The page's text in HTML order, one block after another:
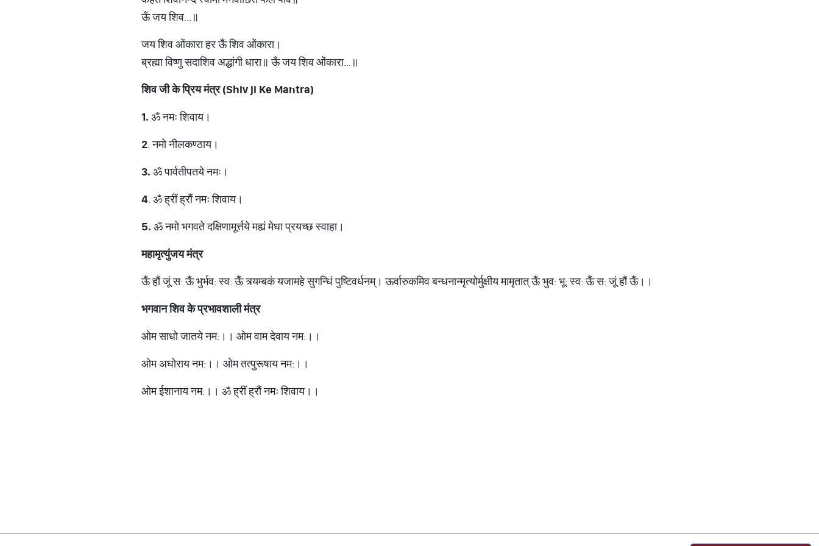
ऊँ जय शिव...॥
जय शिव ओंकारा हर ऊँ शिव ओंकारा।
ब्रह्मा विष्णु सदाशिव अद्धांगी धारा॥ ऊँ जय शिव ओंकारा...॥
शिवजीकेप्रियमंत्र(Shiv ji Ke Mantra)
1. ॐ नमः शिवाय।
2. नमो नीलकण्ठाय।
3. ॐ पार्वतीपतये नमः।
4. ॐ ह्रीं ह्रौं नमः शिवाय।
5. ॐ नमो भगवते दक्षिणामूर्त्तये मह्यं मेधा प्रयच्छ स्वाहा।
महामृत्युंजयमंत्र
ऊँ हौं जूं स: ऊँ भुर्भव: स्व: ऊँ त्र्यम्बकं यजामहे सुगन्धिं पुष्टिवर्धनम्। ऊर्वारुकमिव बन्धनान्मृत्योर्मुक्षीय मामृतात् ऊँ भुव: भू: स्व: ऊँ स: जूं हौं ऊँ।।
भगवानशिवकेप्रभावशालीमंत्र
ओम साधो जातये नम:।। ओम वाम देवाय नम:।।
ओम अघोराय नम:।। ओम तत्पुरूषाय नम:।।
ओम ईशानाय नम:।। ॐ ह्रीं ह्रौं नमः शिवाय।।